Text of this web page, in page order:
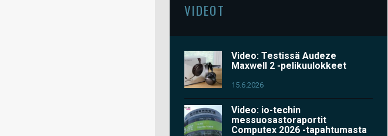
VIDEOT
Video: Testissä Audeze
Maxwell 2 -pelikuulokkeet
15.6.2026
Video: io-techin
messuosastoraportit
Computex 2026 -tapahtumasta